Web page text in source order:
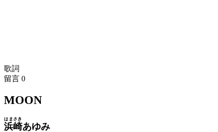
歌詞
留言 0
MOON
浜崎
はまさき
あゆみ